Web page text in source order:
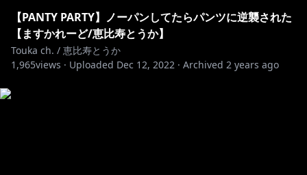
【PANTY PARTY】ノーパンしてたらパンツに逆襲された
【ますかれーど/恵比寿とうか】
Touka ch. / 恵比寿とうか
1,965views · Uploaded Dec 12, 2022 · Archived 2 years ago